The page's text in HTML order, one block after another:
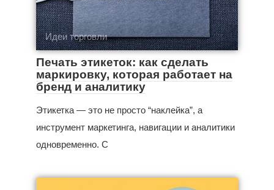
Идеи торговли
Печать этикеток: как сделать
маркировку, которая работает на
бренд и аналитику
Этикетка — это не просто “наклейка”, а
инструмент маркетинга, навигации и аналитики
одновременно. С